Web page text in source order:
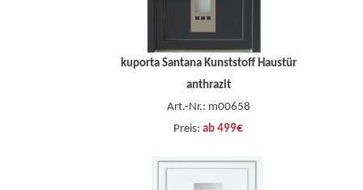
kuporta Santana Kunststoff Haustür
anthrazit
Art.-Nr.: m00658
Preis: ab 499€